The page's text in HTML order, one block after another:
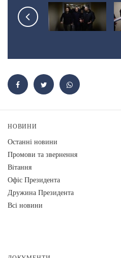
НОВИНИ
Останні новини
Промови та звернення
Вiтання
Офіс Президента
Дружина Президента
Всі новини